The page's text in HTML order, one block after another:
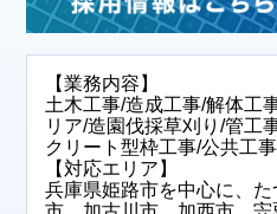
【業務内容】
土木工事/造成工事/解体工
リア/造園伐採草刈り/管工
クリート型枠工事/公共工
【対応エリア】
兵庫県姫路市を中心に、